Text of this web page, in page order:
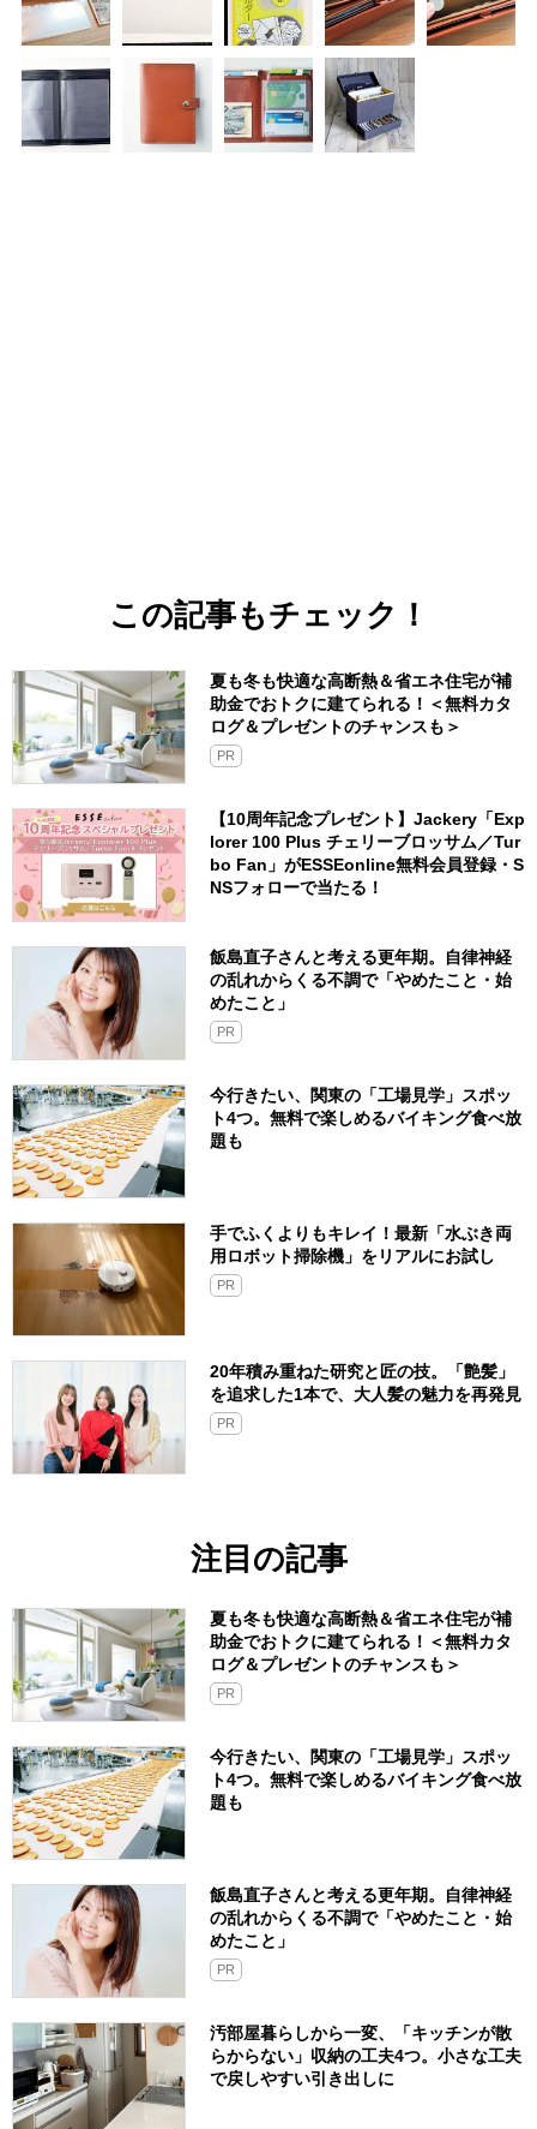
この記事もチェック！
夏も冬も快適な高断熱＆省エネ住宅が補
助金でおトクに建てられる！＜無料カタ
ログ＆プレゼントのチャンスも＞
PR
【10周年記念プレゼント】Jackery「Exp
lorer 100 Plus チェリーブロッサム／Tur
bo Fan」がESSEonline無料会員登録・S
NSフォローで当たる！
飯島直子さんと考える更年期。自律神経
の乱れからくる不調で「やめたこと・始
めたこと」
PR
今行きたい、関東の「工場見学」スポッ
ト4つ。無料で楽しめるバイキング食べ放
題も
手でふくよりもキレイ！最新「水ぶき両
用ロボット掃除機」をリアルにお試し
PR
20年積み重ねた研究と匠の技。「艶髪」
を追求した1本で、大人髪の魅力を再発見
PR
注目の記事
夏も冬も快適な高断熱＆省エネ住宅が補
助金でおトクに建てられる！＜無料カタ
ログ＆プレゼントのチャンスも＞
PR
今行きたい、関東の「工場見学」スポッ
ト4つ。無料で楽しめるバイキング食べ放
題も
飯島直子さんと考える更年期。自律神経
の乱れからくる不調で「やめたこと・始
めたこと」
PR
汚部屋暮らしから一変、「キッチンが散
らからない」収納の工夫4つ。小さな工夫
で戻しやすい引き出しに